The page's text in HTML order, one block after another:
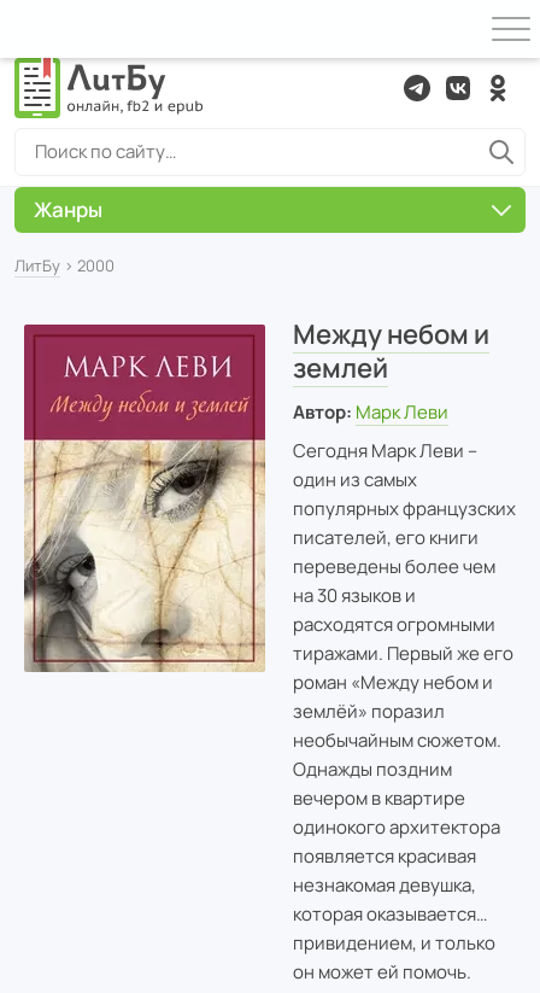
ЛитБу › 2000
Между небом и
землей
Автор: Марк Леви
Сегодня Марк Леви –
один из самых
популярных французских
писателей, его книги
переведены более чем
на 30 языков и
расходятся огромными
тиражами. Первый же его
роман «Между небом и
землёй» поразил
необычайным сюжетом.
Однажды поздним
вечером в квартире
одинокого архитектора
появляется красивая
незнакомая девушка,
которая оказывается…
привидением, и только
он может ей помочь.
Жанры